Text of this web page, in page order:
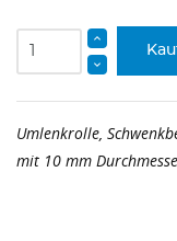
Umlenkrolle,
mit 10 mm